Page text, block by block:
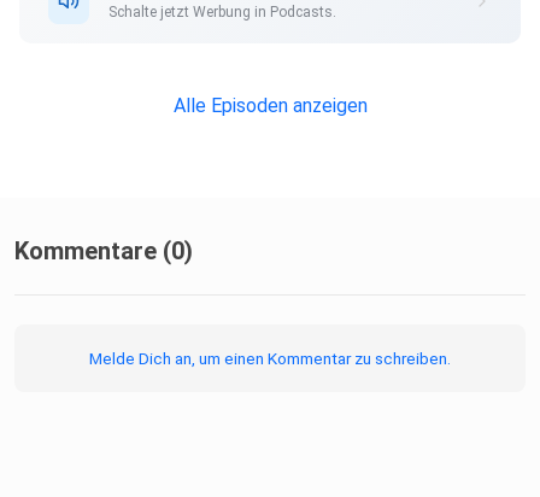
Schalte jetzt Werbung in Podcasts.
Alle Episoden anzeigen
Kommentare (0)
Melde Dich an, um einen Kommentar zu schreiben.